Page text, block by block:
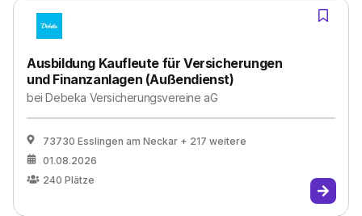
Ausbildung Kaufleute für Versicherungen
und Finanzanlagen (Außendienst)
beiDebeka Versicherungsvereine aG
73730 Esslingen am Neckar + 217 weitere
01.08.2026
240 Plätze